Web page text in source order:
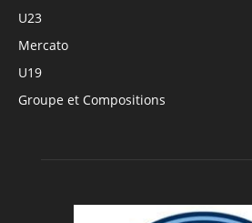
U23
Mercato
U19
Groupe et Compositions